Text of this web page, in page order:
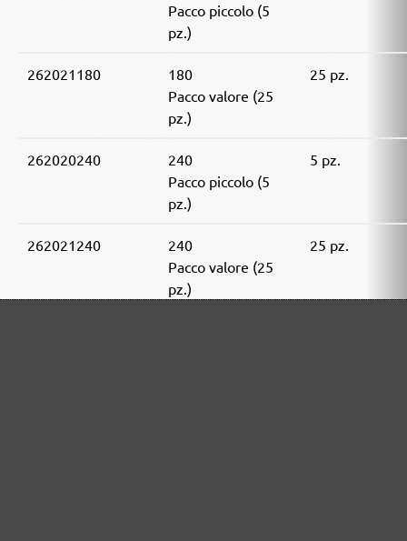
Pacco piccolo (5
pz.)
262021180
180
Pacco valore (25
pz.)
25 pz.
262020240
240
Pacco piccolo (5
pz.)
5 pz.
262021240
240
Pacco valore (25
pz.)
25 pz.